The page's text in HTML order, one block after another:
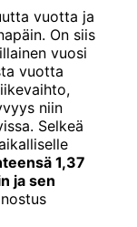
vuotta ja
On siis
vuosi
vuotta
niin
Selkeä
1,37
ja sen